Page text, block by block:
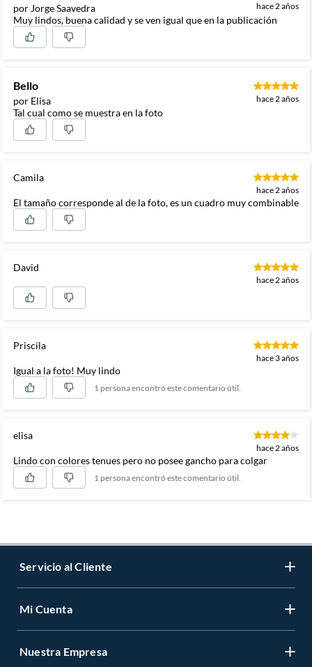
por Jorge Saavedra hace 2 años
Muy lindos, buena calidad y se ven igual que en la publicación
Bello
por Elisa hace 2 años
Tal cual como se muestra en la foto
Camila
hace 2 años
El tamaño corresponde al de la foto, es un cuadro muy combinable
David
hace 2 años
Priscila
hace 3 años
Igual a la foto! Muy lindo
1 persona encontró este comentario útil.
elisa
hace 2 años
Lindo con colores tenues pero no posee gancho para colgar
1 persona encontró este comentario útil.
Servicio al Cliente
Contáctanos
Mi Cuenta
Registrate
Nuestra Empresa